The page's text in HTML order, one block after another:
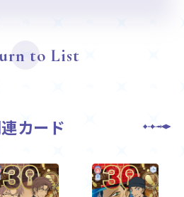
to List
カード